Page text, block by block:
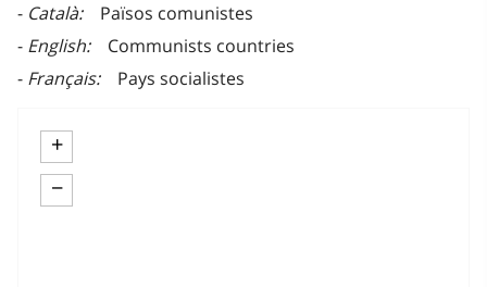
Català
Països comunistes
English
Communists countries
Français
Pays socialistes
+
−